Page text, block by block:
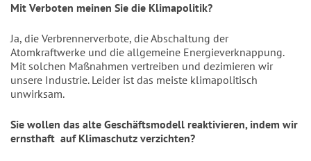
Mit Verboten meinen Sie die Klimapolitik?
Ja, die Verbrennerverbote, die Abschaltung der
Atomkraftwerke und die allgemeine Energieverknappung.
Mit solchen Maßnahmen vertreiben und dezimieren wir
unsere Industrie. Leider ist das meiste klimapolitisch
unwirksam.
Sie wollen das alte Geschäftsmodell reaktivieren, indem wir
ernsthaft auf Klimaschutz verzichten?